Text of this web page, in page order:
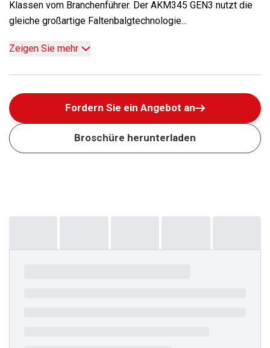
Klassen vom Branchenführer. Der AKM345 GEN3 nutzt die
gleiche großartige Faltenbalgtechnologie...
Zeigen Sie mehr
Fordern Sie ein Angebot an
Broschüre herunterladen